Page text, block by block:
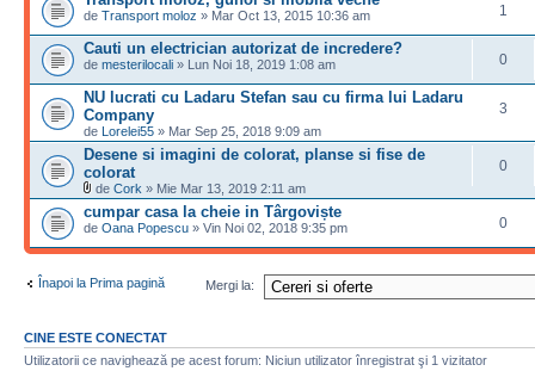
de Transport moloz » Mar Oct 13, 2015 10:36 am 1
Cauti un electrician autorizat de incredere?
de mesterilocali » Lun Noi 18, 2019 1:08 am 0
NU lucrati cu Ladaru Stefan sau cu firma lui Ladaru
Company
de Lorelei55 » Mar Sep 25, 2018 9:09 am
3
Desene si imagini de colorat, planse si fise de
colorat
de Cork » Mie Mar 13, 2019 2:11 am
0
cumpar casa la cheie in Târgoviște
de Oana Popescu » Vin Noi 02, 2018 9:35 pm 0
Înapoi la Prima pagină Mergi la:
CINE ESTE CONECTAT
Utilizatorii ce navighează pe acest forum: Niciun utilizator înregistrat şi 1 vizitator